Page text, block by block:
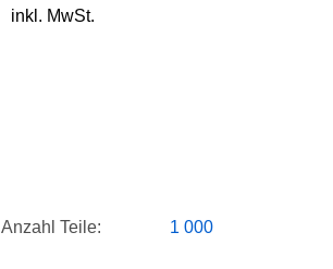
inkl. MwSt.
Anzahl Teile: 1 000